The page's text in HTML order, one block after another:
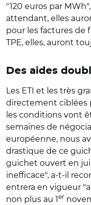
"120 euros par
attendant, elles
pour les factures de
TPE, elles, auront
Des aides
Les ETI et les très
directement ciblées
les conditions vont
semaines de
européenne, nous
drastique de ce
guichet ouvert en
inefficace", a-t-il
entrera en vigueur
non plus au 1 er